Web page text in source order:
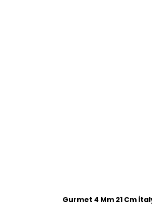
Gurmet 4 Mm 21 Cm